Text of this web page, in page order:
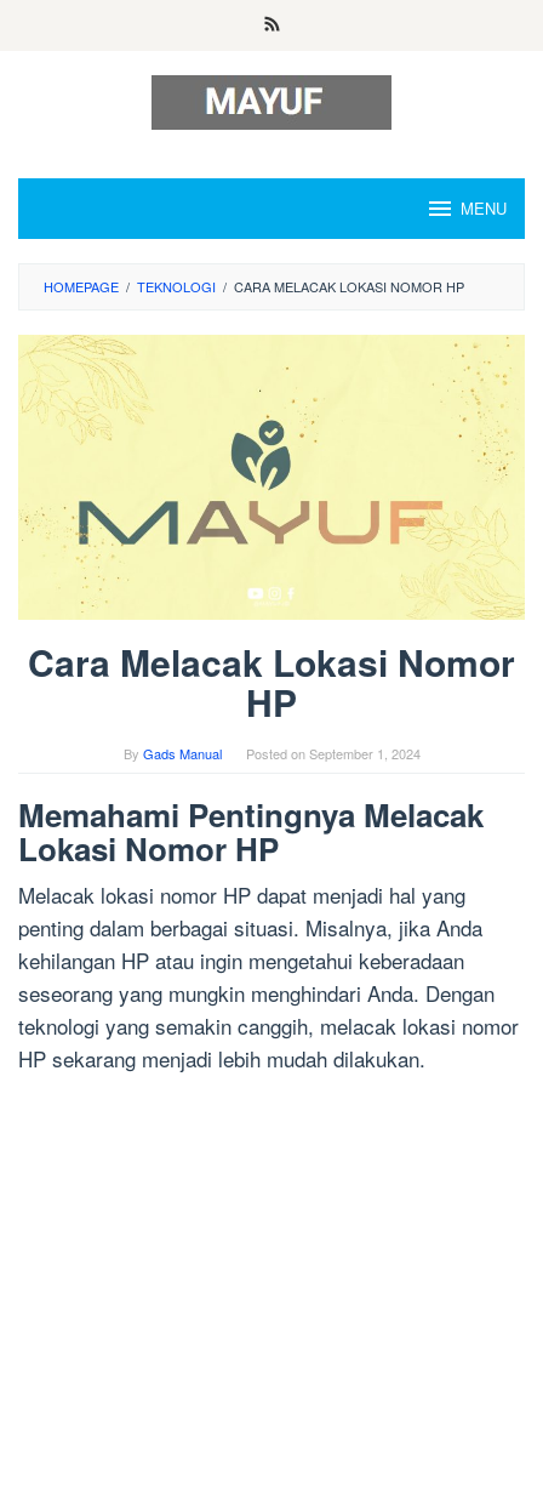
MENU
HOMEPAGE / TEKNOLOGI / CARA MELACAK LOKASI NOMOR HP
Cara Melacak Lokasi Nomor
HP
By Gads Manual Posted onSeptember 1, 2024
Memahami Pentingnya Melacak
Lokasi Nomor HP
Melacak lokasi nomor HP dapat menjadi hal yang
penting dalam berbagai situasi. Misalnya, jika Anda
kehilangan HP atau ingin mengetahui keberadaan
seseorang yang mungkin menghindari Anda. Dengan
teknologi yang semakin canggih, melacak lokasi nomor
HP sekarang menjadi lebih mudah dilakukan.